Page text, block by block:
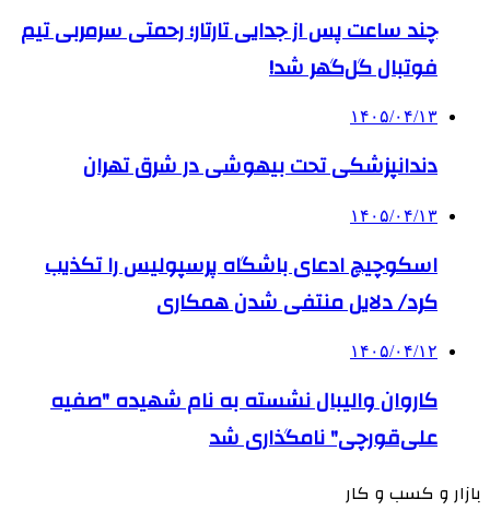
چند ساعت پس از جدایی تارتار؛ رحمتی سرمربی تیم
فوتبال گل‌گهر شد!
۱۴۰۵/۰۴/۱۳
دندانپزشکی تحت بیهوشی در شرق تهران
۱۴۰۵/۰۴/۱۳
اسکوچیچ ادعای باشگاه پرسپولیس را تکذیب
کرد/ دلایل منتفی شدن همکاری
۱۴۰۵/۰۴/۱۲
کاروان والیبال نشسته به نام شهیده "صفیه
علی‌قورچی" نامگذاری شد
بازار و کسب و کار